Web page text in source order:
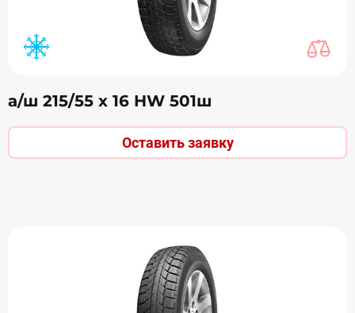
а/ш 215/55 х 16 HW 501ш
Оставить заявку